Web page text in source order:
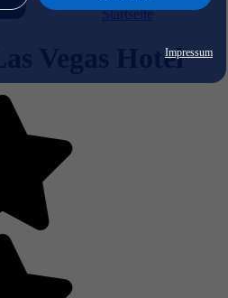
Impressum
Startseite
Vegas Hotel